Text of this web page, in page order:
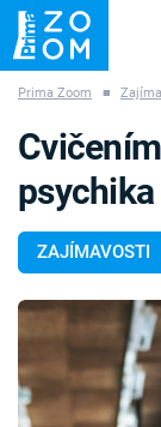
ZÁHADY
Témata
Témata
Prima Zoom ■
ZAJÍMAVOSTI
psychika